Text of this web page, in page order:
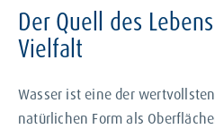
Der Quell des
Vielfalt
Wasser ist eine der
natürlichen Form als